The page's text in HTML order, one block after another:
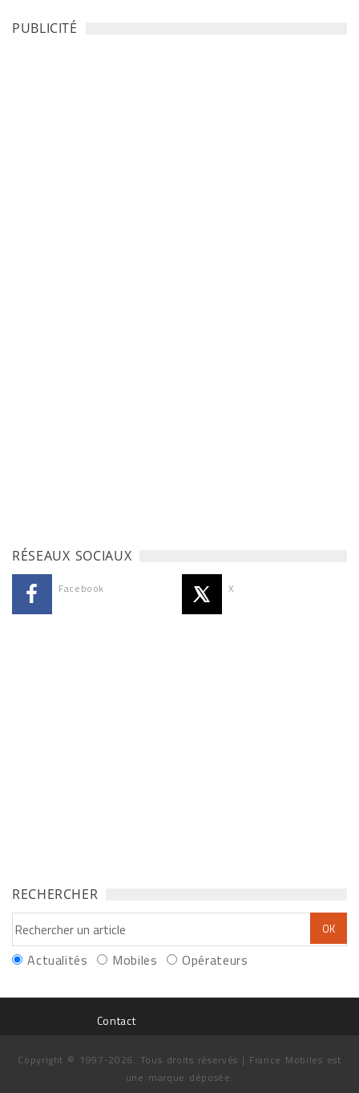
PUBLICITÉ
RÉSEAUX SOCIAUX
Facebook X
RECHERCHER
Actualités Mobiles Opérateurs
Contact
Copyright © 1997-2026. Tous droits réservés | France Mobiles est
une marque déposée.